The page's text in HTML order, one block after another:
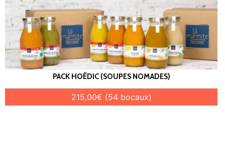
PACK HOËDIC (SOUPES NOMADES)
215,00€ (54 bocaux)